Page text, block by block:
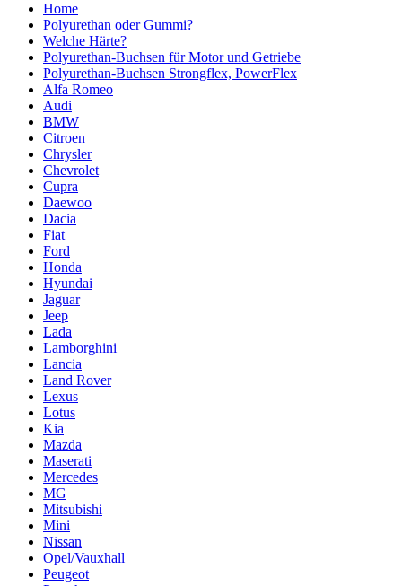
Home
Polyurethan oder Gummi?
Welche Härte?
Polyurethan-Buchsen für Motor und Getriebe
Polyurethan-Buchsen Strongflex, PowerFlex
Alfa Romeo
Audi
BMW
Citroen
Chrysler
Chevrolet
Cupra
Daewoo
Dacia
Fiat
Ford
Honda
Hyundai
Jaguar
Jeep
Lada
Lamborghini
Lancia
Land Rover
Lexus
Lotus
Kia
Mazda
Maserati
Mercedes
MG
Mitsubishi
Mini
Nissan
Opel/Vauxhall
Peugeot